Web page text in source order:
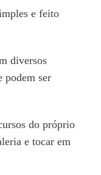
e feito
diversos
podem ser
do próprio
e tocar em